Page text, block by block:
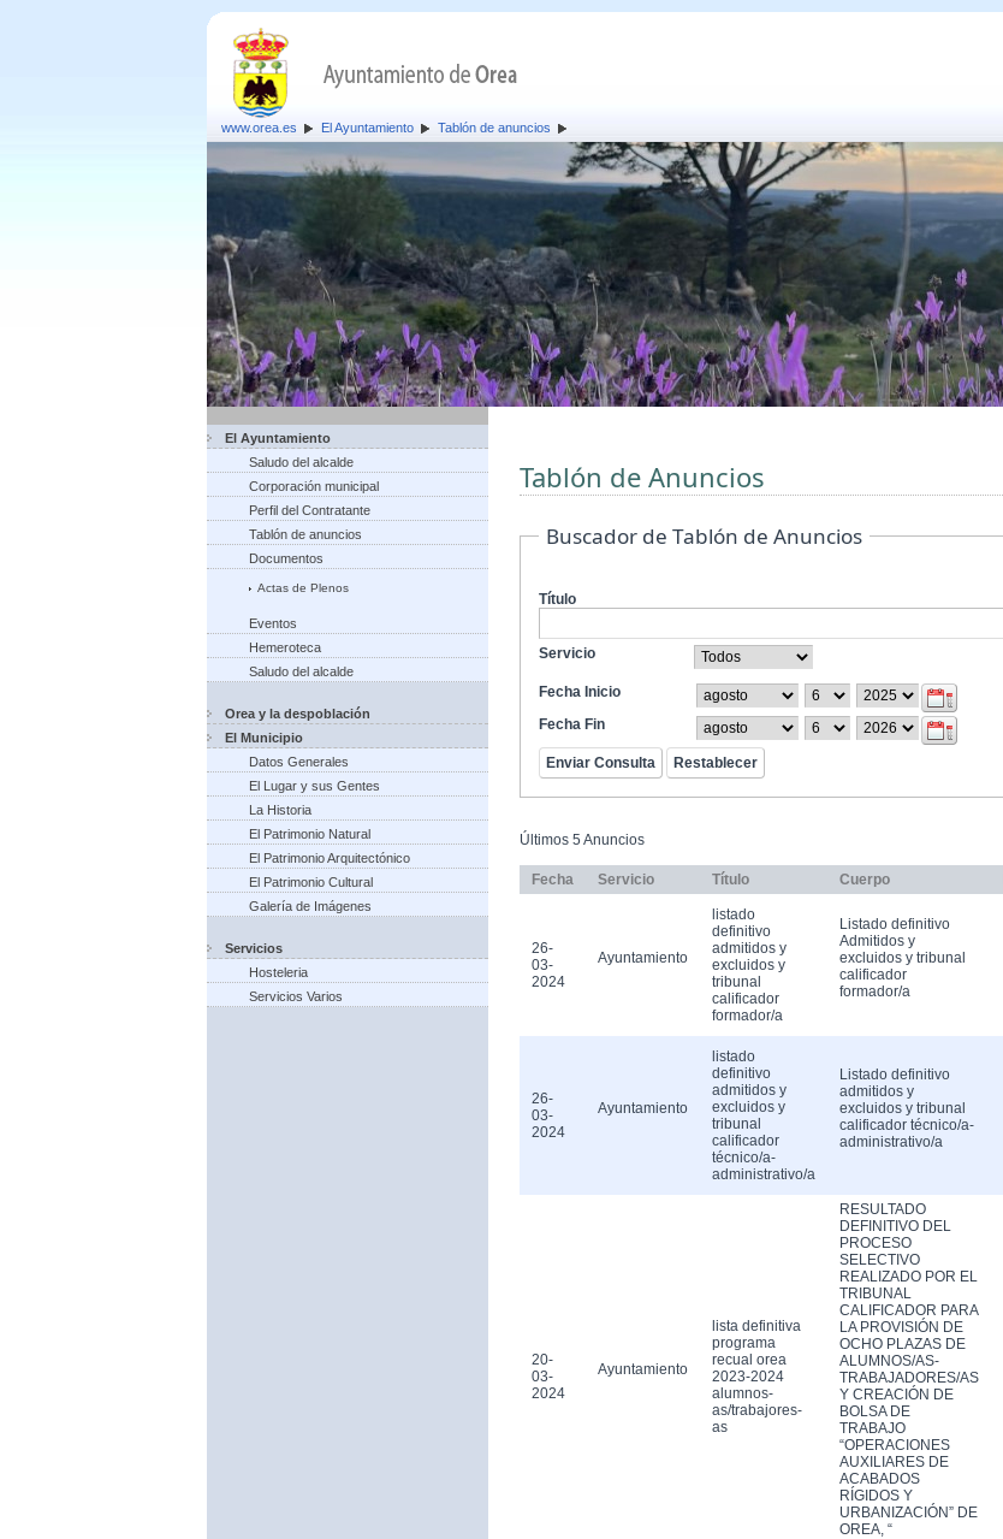
www.orea.es El Ayuntamiento Tablón de anuncios
El Ayuntamiento
Saludo del alcalde
Corporación municipal
Perfil del Contratante
Tablón de anuncios
Documentos
Actas de Plenos
Eventos
Hemeroteca
Saludo del alcalde
Orea y la despoblación
El Municipio
Datos Generales
El Lugar y sus Gentes
La Historia
El Patrimonio Natural
El Patrimonio Arquitectónico
El Patrimonio Cultural
Galería de Imágenes
Servicios
Hosteleria
Servicios Varios
Tablón de Anuncios
Buscador de Tablón de Anuncios
Título
Servicio
Fecha Inicio
Fecha Fin
Últimos 5 Anuncios
Fecha Servicio Título Cuerpo
26-
03-
2024
Ayuntamiento
listado
definitivo
admitidos y
excluidos y
tribunal
calificador
formador/a
Listado definitivo
Admitidos y
excluidos y tribunal
calificador
formador/a
26-
03-
2024
Ayuntamiento
listado
definitivo
admitidos y
excluidos y
tribunal
calificador
técnico/a-
administrativo/a
Listado definitivo
admitidos y
excluidos y tribunal
calificador técnico/a-
administrativo/a
20-
03-
2024
Ayuntamiento
lista definitiva
programa
recual orea
2023-2024
alumnos-
as/trabajores-
as
RESULTADO
DEFINITIVO DEL
PROCESO
SELECTIVO
REALIZADO POR EL
TRIBUNAL
CALIFICADOR PARA
LA PROVISIÓN DE
OCHO PLAZAS DE
ALUMNOS/AS-
TRABAJADORES/AS
Y CREACIÓN DE
BOLSA DE
TRABAJO
“OPERACIONES
AUXILIARES DE
ACABADOS
RÍGIDOS Y
URBANIZACIÓN” DE
OREA, “